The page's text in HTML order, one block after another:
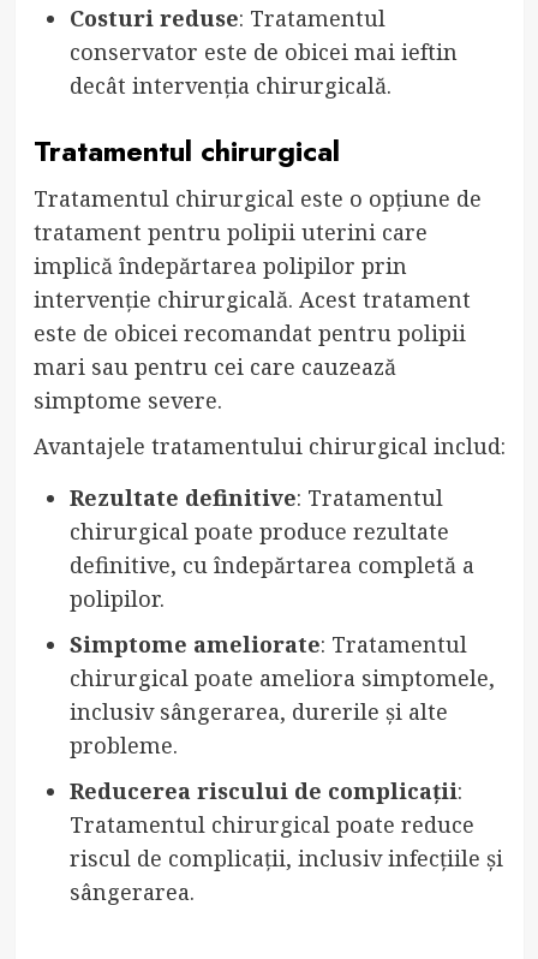
Costuri reduse: Tratamentul
conservator este de obicei mai ieftin
decât intervenția chirurgicală.
Tratamentul chirurgical
Tratamentul chirurgical este o opțiune de
tratament pentru polipii uterini care
implică îndepărtarea polipilor prin
intervenție chirurgicală. Acest tratament
este de obicei recomandat pentru polipii
mari sau pentru cei care cauzează
simptome severe.
Avantajele tratamentului chirurgical includ:
Rezultate definitive: Tratamentul
chirurgical poate produce rezultate
definitive, cu îndepărtarea completă a
polipilor.
Simptome ameliorate: Tratamentul
chirurgical poate ameliora simptomele,
inclusiv sângerarea, durerile și alte
probleme.
Reducerea riscului de complicații:
Tratamentul chirurgical poate reduce
riscul de complicații, inclusiv infecțiile și
sângerarea.